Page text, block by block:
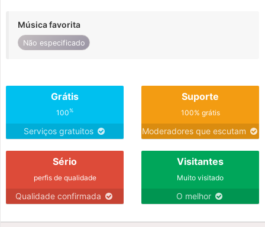
Música favorita
Não especificado
Grátis
100%
Serviços gratuitos
Suporte
100% grátis
Moderadores que escutam
Sério
perfis de qualidade
Qualidade confirmada
Visitantes
Muito visitado
O melhor